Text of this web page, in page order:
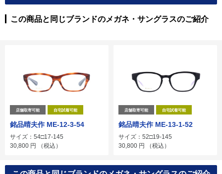
この商品と同じブランドのメガネ・サングラスのご紹介
店舗取寄可能 自宅試着可能
銘品晴夫作 ME-12-3-54
サイズ：54□17-145
30,800 円 （税込）
店舗取寄可能 自宅試着可能
銘品晴夫作 ME-13-1-52
サイズ：52□19-145
30,800 円 （税込）